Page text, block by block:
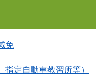
免
定自動車教習所等）